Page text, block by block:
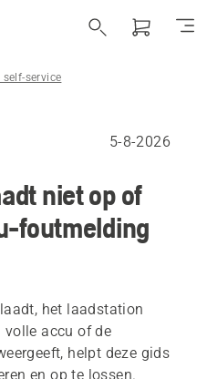
self-service
5-8-2026
niet op of
foutmelding
het laadstation
volle accu of de
helpt deze gids
en op te lossen.